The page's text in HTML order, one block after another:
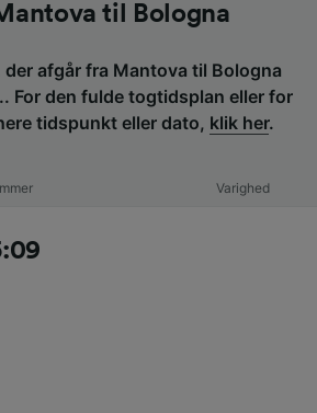
til Bologna
afgår fra Mantova til Bologna
For den fulde togtidsplan eller for
tidspunkt eller dato, klik her.
Varighed